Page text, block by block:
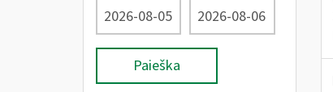
Paieška